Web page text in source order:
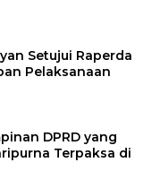
Setujui Raperda
Pelaksanaan
DPRD yang
Terpaksa di